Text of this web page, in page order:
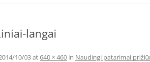
langai
10/03at640 × 460 in Naudingi patarimai